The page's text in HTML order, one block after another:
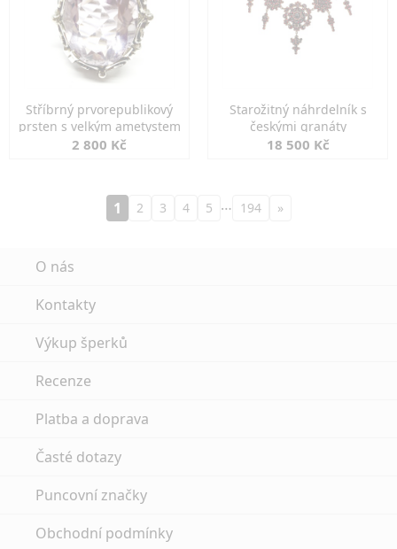
Stříbrný prvorepublikový
prsten s velkým ametystem
2 800 Kč
Starožitný náhrdelník s
českými granáty
18 500 Kč
1 2 3 4 5 … 194 »
O nás
Kontakty
Výkup šperků
Recenze
Platba a doprava
Časté dotazy
Puncovní značky
Obchodní podmínky